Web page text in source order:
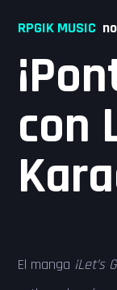
RPGIK MUSIC
con
El manga ¡Let’s